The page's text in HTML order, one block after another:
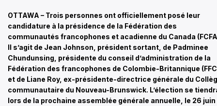
OTTAWA – Trois personnes ont officiellement posé leur
candidature à la présidence de la Fédération des
communautés francophones et acadienne du Canada
Il s’agit de Jean Johnson, président sortant, de Padminee
Chundunsing, présidente du conseil d’administration de la
Fédération des francophones de Colombie-Britannique
et de Liane Roy, ex-présidente-directrice générale du
communautaire du Nouveau-Brunswick. L’élection se
lors de la prochaine assemblée générale annuelle, le 26 juin